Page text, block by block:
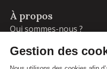
À propos
Qui sommes-nous ?
Livraisons et retours
Blog